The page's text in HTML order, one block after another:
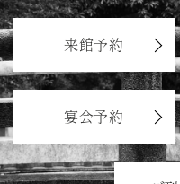
来館予約
宴会予約